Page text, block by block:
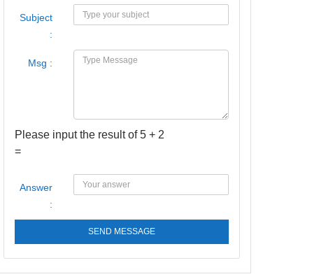
Subject
:
Msg :
Please input the result of 5 + 2
=
Answer
:
SEND MESSAGE